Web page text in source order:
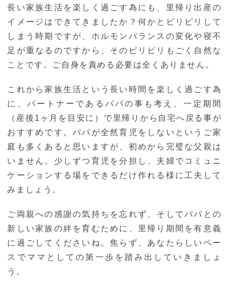
長い家族生活を楽しく過ごす為にも、里帰り出産の
イメージはできてきましたか？何かとピリピリして
しまう時期ですが、ホルモンバランスの変化や寝不
足が重なるのですから、そのピリピリもごく自然な
ことです。ご自身を責める必要は全くありません。
これから家族生活という長い時間を楽しく過ごす為
に、パートナーであるパパの事も考え、一定期間
（産後1ヶ月を目安に）で里帰りから自宅へ戻る事が
おすすめです。パパが全然育児をしないというご家
庭も多くあると思いますが、初めから完璧な父親は
いません。少しずつ育児を分担し、夫婦でコミュニ
ケーションする場をできるだけ作れる様に工夫して
みましょう。
ご両親への感謝の気持ちを忘れず、そしてパパとの
新しい家族の絆を育むために、里帰り期間を有意義
に過ごしてくださいね。焦らず、あなたらしいペー
スでママとしての第一歩を踏み出していきましょ
う。